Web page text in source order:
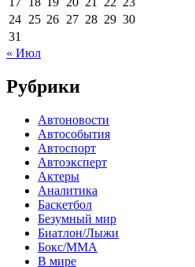
24 25 26 27 28 29 30
31
« Июл
Рубрики
Автоновости
Автособытия
Автоспорт
Автоэксперт
Актеры
Аналитика
Баскетбол
Безумный мир
Биатлон/Лыжи
Бокс/MMA
В мире